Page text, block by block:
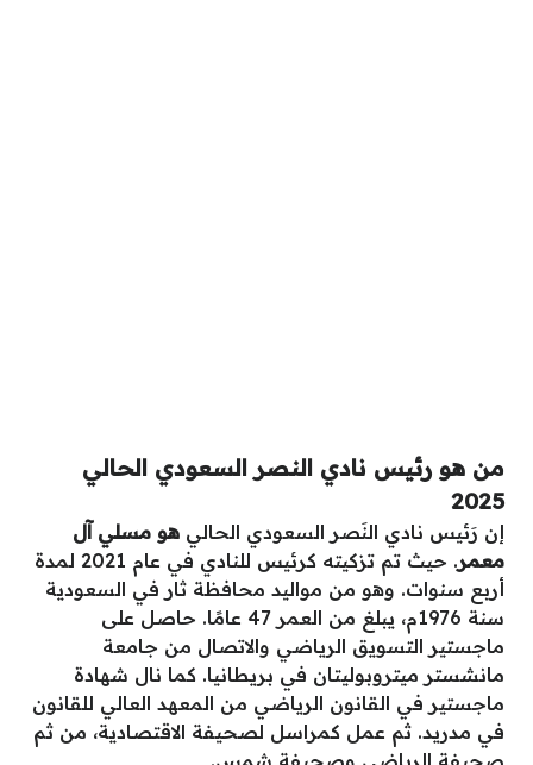
من هو رئيس نادي النصر السعودي الحالي
2025
إن رَئيس نادي النَصر السعودي الحالي هو مسلي آل
معمر
. حيث تم تزكيته كرئيس للنادي في عام 2021 لمدة
أربع سنوات. وهو من مواليد محافظة ثار في السعودية
سنة 1976م، يبلغ من العمر 47 عامًا. حاصل على
ماجستير التسويق الرياضي والاتصال من جامعة
مانشستر ميتروبوليتان في بريطانيا. كما نال شهادة
ماجستير في القانون الرياضي من المعهد العالي للقانون
في مدريد. ثم عمل كمراسل لصحيفة الاقتصادية، من ثم